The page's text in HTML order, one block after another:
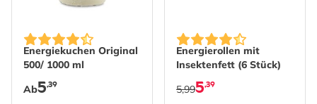
Energiekuchen Original
500/ 1000 ml
The price depends on the options chosen on the
Ab5,39
Energierollen mit
Insektenfett (6 Stück)
5,39
5,99